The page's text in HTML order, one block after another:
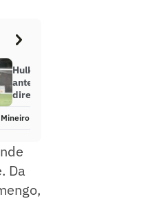
Hulk treina separado do elenco
antes de reunião ‘decisiva’ com
diretoria do Atlético-MG
Da